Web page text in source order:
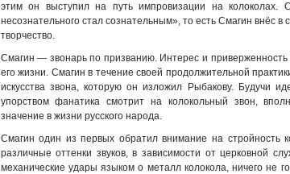
этим он выступил на путь импровизации на
несознательного стал сознательным», то есть Смагин внёс в
творчество.
Смагин — звонарь по призванию. Интерес и приверженность
его жизни. Смагин в течение своей продолжительной
искусства звона, которую он изложил Рыбакову. Будучи
упорством фанатика смотрит на колокольный звон,
значение в жизни русского народа.
Смагин один из первых обратил внимание на стройность
различные оттенки звуков, в зависимости от церковной
механические удары языком о металл колокола, ничего не